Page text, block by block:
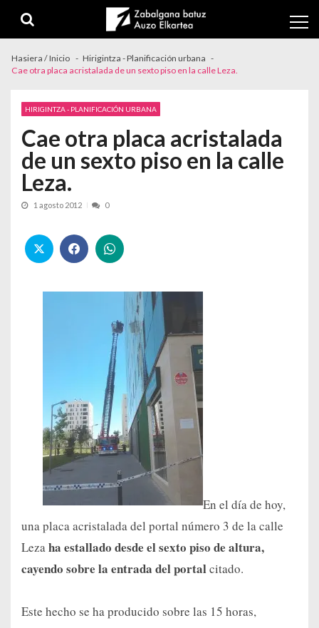
Hasiera / Inicio
Hirigintza - Planificación urbana
Cae otra placa acristalada de un sexto piso en la calle Leza.
HIRIGINTZA - PLANIFICACIÓN URBANA
Cae otra placa acristalada
de un sexto piso en la calle
Leza.
1 agosto 2012 0
En el día de hoy,
una placa acristalada del portal número 3 de la calle
Lezaha estallado desde el sexto piso de altura,
cayendo sobre la entrada del portalcitado.
Este hecho se ha producido sobre las 15 horas,